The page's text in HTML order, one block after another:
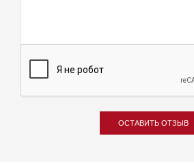
ОСТАВИТЬ ОТЗЫВ